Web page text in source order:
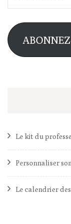
e-
mail
Le kit du
Personnaliser
Le calendrier